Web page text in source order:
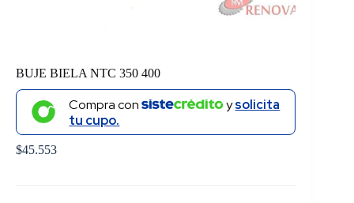
BUJE BIELA NTC 350 400
Compra con ysolicita
tu cupo.
$45.553